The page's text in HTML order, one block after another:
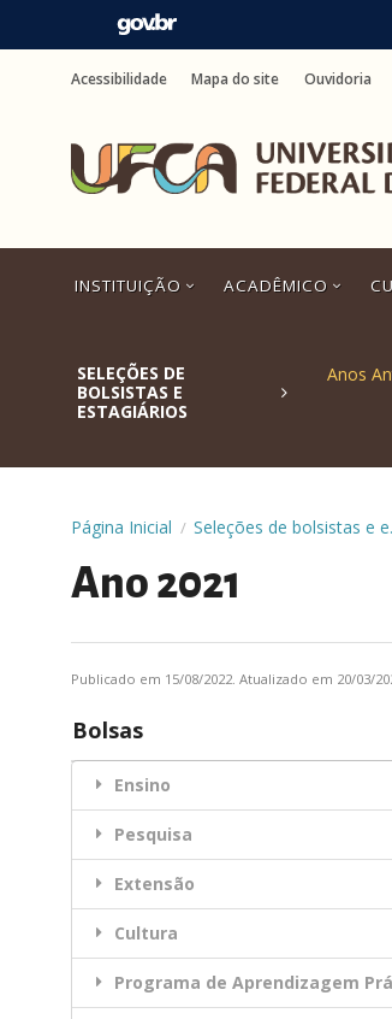
para
para
busca
rodapé
Acessibilidade Mapa do site Ouvidoria
INSTITUIÇÃO ACADÊMICO
SELEÇÕES DE
BOLSISTAS E
ESTAGIÁRIOS
Anos
Página Inicial /
Ano 2021
Publicado em 15/08/2022. Atualizado em 20/03/
Bolsas
Ensino
Pesquisa
Extensão
Cultura
Programa de Aprendizagem